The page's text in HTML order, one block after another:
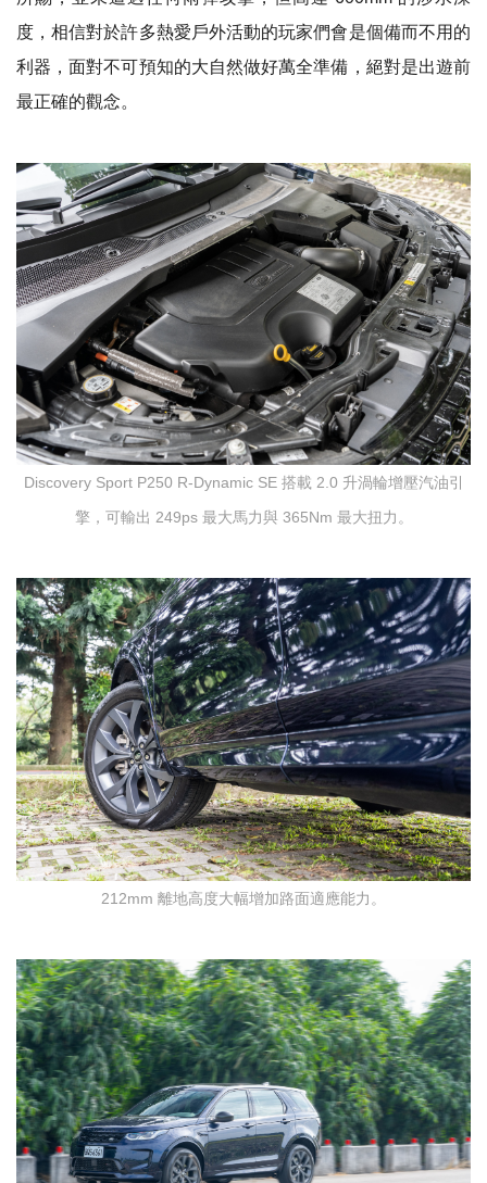
度，相信對於許多熱愛戶外活動的玩家們會是個備而不用的
利器，面對不可預知的大自然做好萬全準備，絕對是出遊前
最正確的觀念。
Discovery Sport P250 R-Dynamic SE 搭載 2.0 升渦輪增壓汽油引
擎，可輸出 249ps 最大馬力與 365Nm 最大扭力。
212mm 離地高度大幅增加路面適應能力。